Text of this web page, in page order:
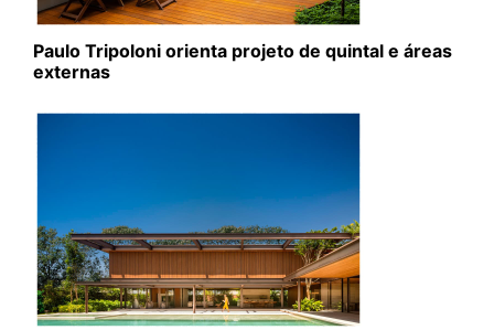
Paulo Tripoloni orienta projeto de quintal e áreas
externas